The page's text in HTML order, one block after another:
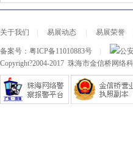
关于我们 易展动态 易展荣誉
备案号： 粤ICP备11010883号 公
Copyright?2004-2017 珠海市金信桥网络